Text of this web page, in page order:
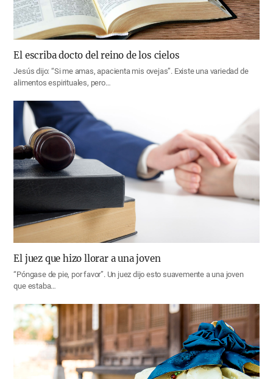
El escriba docto del reino de los cielos
Jesús dijo: “Si me amas, apacienta mis ovejas”. Existe una variedad de
alimentos espirituales, pero…
El juez que hizo llorar a una joven
“Póngase de pie, por favor”. Un juez dijo esto suavemente a una joven
que estaba…